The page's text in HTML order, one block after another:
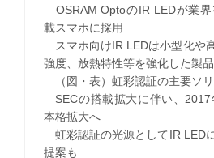
OSRAM OptoのIR LEDが業
載スマホに採用
スマホ向けIR LEDは小型化や
強度、放熱特性等を強化した製
（図・表）虹彩認証の主要ソ
SECの搭載拡大に伴い、2017
本格拡大へ
虹彩認証の光源としてIR LED
提案も